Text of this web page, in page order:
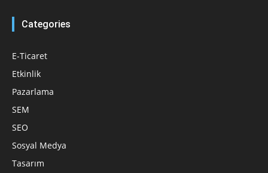
Categories
E-Ticaret
Etkinlik
Pazarlama
SEM
SEO
Sosyal Medya
Tasarım